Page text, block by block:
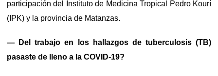
participación del Instituto de Medicina Tropical Pedro Kourí
(IPK) y la provincia de Matanzas.
— Del trabajo en los hallazgos de tuberculosis (TB)
pasaste de lleno a la COVID-19?